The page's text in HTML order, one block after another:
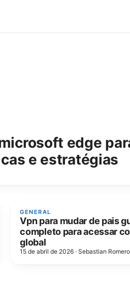
edge
e estratégias
GENERAL
Vpn para mudar de pais
completo para acessar
global
15 de abril de 2026 ·Sebastian Romero